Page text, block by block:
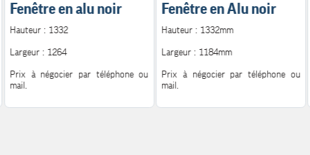
Fenêtre en alu noir
Hauteur : 1332
Largeur : 1264
Prix à négocier par téléphone ou
mail.
Pour plus d'information.
Fenêtre en Alu noir
Hauteur : 1332mm
Largeur : 1184mm
Prix à négocier par téléphone ou
mail.
Pour plus d'information.